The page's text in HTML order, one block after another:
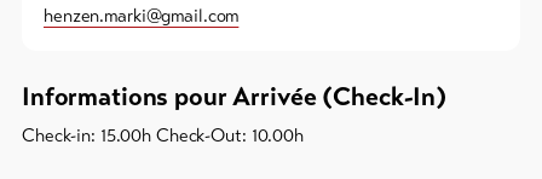
henzen.marki@gmail.com
Informations pour Arrivée (Check-In)
Check-in: 15.00h Check-Out: 10.00h